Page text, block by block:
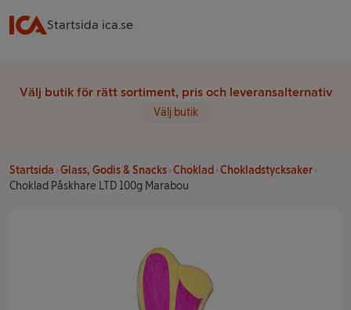
Startsida ica.se
Välj butik för rätt sortiment, pris och leveransalternativ
Välj butik
Startsida Glass, Godis & Snacks Choklad Chokladstycksaker
Choklad Påskhare LTD 100g Marabou